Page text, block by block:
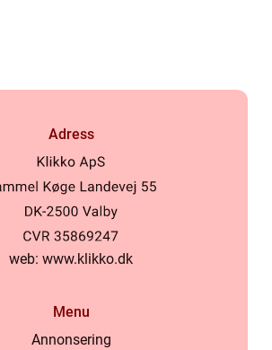
Adress
web: www.klikko.dk
Menu
Annonsering